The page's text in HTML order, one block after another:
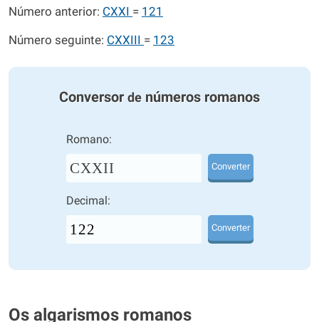
Número anterior: CXXI = 121
Número seguinte: CXXIII = 123
Conversor de números romanos
Romano:
CXXII Converter
Decimal:
Converter
Os algarismos romanos